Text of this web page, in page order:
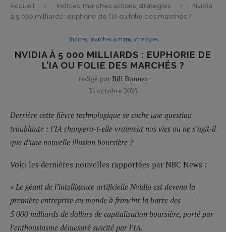
Accueil Indices, marches actions, strategies
Nvidia
à 5 000 milliards : euphorie de l’IA ou folie des marchés ?
Indices, marches actions, strategies
NVIDIA À 5 000 MILLIARDS : EUPHORIE DE
L’IA OU FOLIE DES MARCHÉS ?
rédigé par Bill Bonner
31 octobre 2025
Derrière cette fièvre technologique se cache une question
troublante : l’IA changera-t-elle vraiment nos vies ou ne s’agit-il
que d’une nouvelle illusion boursière ?
Voici les dernières nouvelles rapportées par NBC News :
« Le géant de l’intelligence artificielle Nvidia est devenu la
première entreprise au monde à franchir la barre des
5 000 milliards de dollars de capitalisation boursière, porté par
l’enthousiasme démesuré suscité par l’IA.